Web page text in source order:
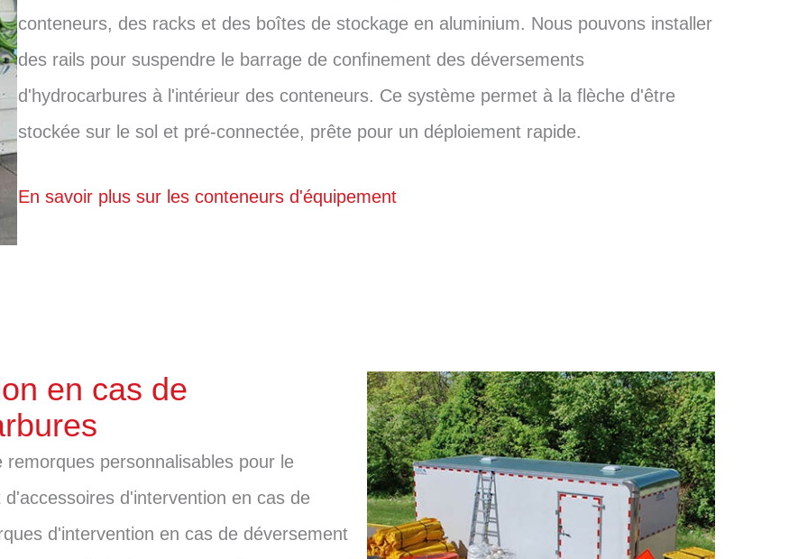
conteneurs, des racks et des boîtes de stockage en aluminium. Nous pouvons installer
des rails pour suspendre le barrage de confinement des déversements
d'hydrocarbures à l'intérieur des conteneurs. Ce système permet à la flèche d'être
stockée sur le sol et pré-connectée, prête pour un déploiement rapide.
En savoir plus sur les conteneurs d'équipement
en cas de
personnalisables pour le
d'intervention en cas de
d'intervention en cas de déversement